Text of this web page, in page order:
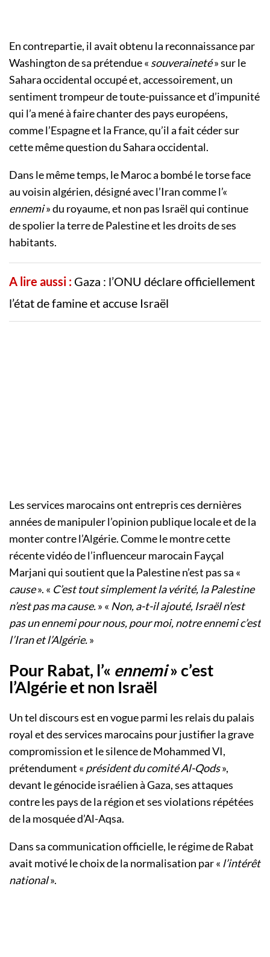
En contrepartie, il avait obtenu la reconnaissance par
Washington de sa prétendue « souveraineté» sur le
Sahara occidental occupé et, accessoirement, un
sentiment trompeur de toute-puissance et d’impunité
qui l’a mené à faire chanter des pays européens,
comme l’Espagne et la France, qu’il a fait céder sur
cette même question du Sahara occidental.
Dans le même temps, le Maroc a bombé le torse face
au voisin algérien, désigné avec l’Iran comme l’«
ennemi» du royaume, et non pas Israël qui continue
de spolier la terre de Palestine et les droits de ses
habitants.
A lire aussi : Gaza : l’ONU déclare officiellement
l’état de famine et accuse Israël
Les services marocains ont entrepris ces dernières
années de manipuler l’opinion publique locale et de la
monter contre l’Algérie. Comme le montre cette
récente vidéo de l’influenceur marocain Fayçal
Marjani qui soutient que la Palestine n’est pas sa «
cause». « C’est tout simplement la vérité, la Palestine
n’est pas ma cause.» « Non, a-t-il ajouté, Israël n’est
pas un ennemi pour nous, pour moi, notre ennemi c’est
l’Iran et l’Algérie.»
Pour Rabat, l’« ennemi» c’est
l’Algérie et non Israël
Un tel discours est en vogue parmi les relais du palais
royal et des services marocains pour justifier la grave
compromission et le silence de Mohammed VI,
prétendument « président du comité Al-Qods»,
devant le génocide israélien à Gaza, ses attaques
contre les pays de la région et ses violations répétées
de la mosquée d’Al-Aqsa.
Dans sa communication officielle, le régime de Rabat
avait motivé le choix de la normalisation par « l’intérêt
national».